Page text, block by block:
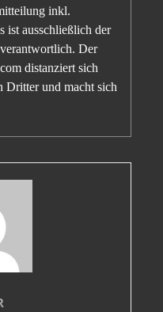
inkl.
ist ausschließlich der
Der
distanziert sich
Dritter und macht sich